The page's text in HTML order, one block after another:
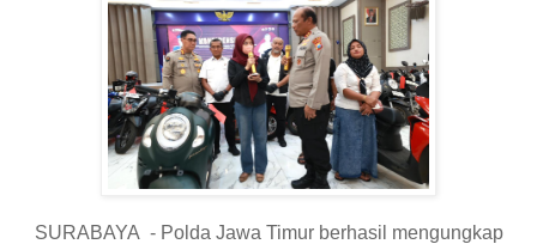
SURABAYA - Polda Jawa Timur berhasil mengungkap